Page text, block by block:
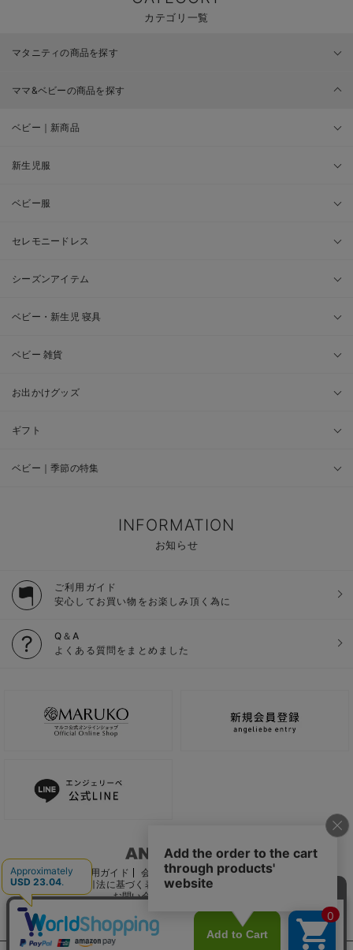
カテゴリ一覧
マタニティの商品を探す
ママ&ベビーの商品を探す
ベビー｜新商品
新生児服
ベビー服
セレモニードレス
シーズンアイテム
ベビー・新生児 寝具
ベビー 雑貨
お出かけグッズ
ギフト
ベビー｜季節の特集
INFORMATION
お知らせ
ご利用ガイド
安心してお買い物をお楽しみ頂く為に
Q＆A
よくある質問をまとめました
ご利用ガイド 会社概要 電子公告
利用規約
特定商取引法に基づく表記
個人情報保護方針
お問い合わせ